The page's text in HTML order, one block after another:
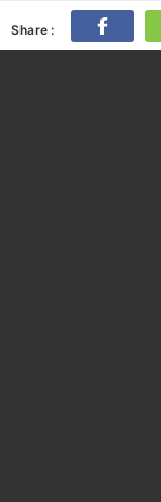
Share :